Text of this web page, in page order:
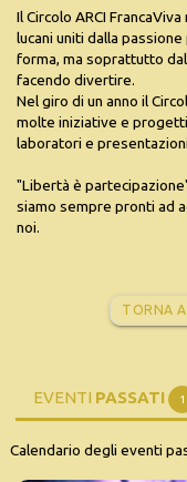
Il Circolo ARCI
lucani uniti dalla
forma, ma soprattutto
facendo divertire.
Nel giro di un anno il
molte iniziative e
laboratori e
"Libertà è
siamo sempre pronti ad
noi.
TORNA
EVENTI PASSATI 1
Calendario degli eventi